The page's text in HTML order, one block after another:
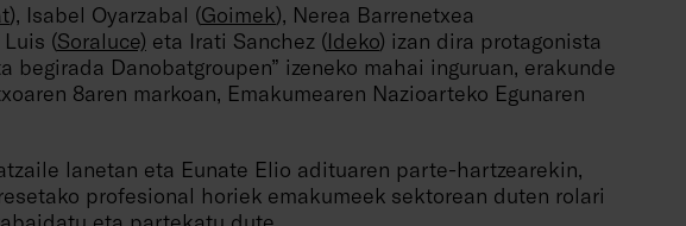
), Isabel Oyarzabal (Goimek), Nerea Barrenetxea
(Soraluce) eta Irati Sanchez (Ideko) izan dira protagonista
begirada Danobatgroupen” izeneko mahai inguruan, erakunde
8aren markoan, Emakumearen Nazioarteko Egunaren
lanetan eta Eunate Elio adituaren parte-hartzearekin,
profesional horiek emakumeek sektorean duten rolari